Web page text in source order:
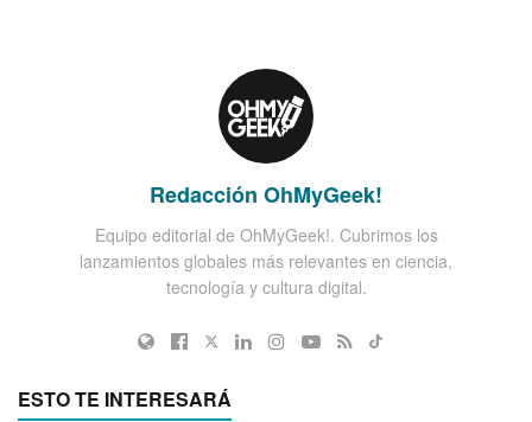
Redacción OhMyGeek!
Equipo editorial de OhMyGeek!. Cubrimos los
lanzamientos globales más relevantes en ciencia,
tecnología y cultura digital.
ESTO TE INTERESARÁ